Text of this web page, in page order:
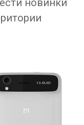
новинки